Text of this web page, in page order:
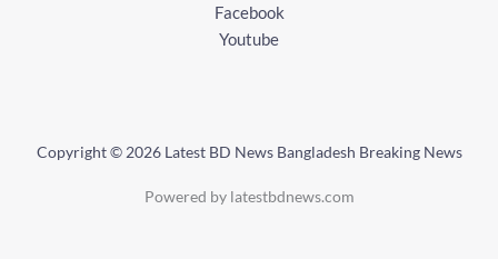
Facebook
Youtube
Copyright © 2026 Latest BD News Bangladesh Breaking News
Powered by latestbdnews.com